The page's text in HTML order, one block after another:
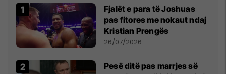
Fjalët e para të Joshuas
pas fitores me nokaut ndaj
Kristian Prengës
26/07/2026
Pesë ditë pas marrjes së